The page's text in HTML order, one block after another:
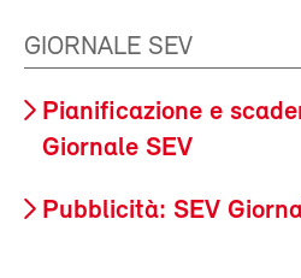
GIORNALE SEV
Pianificazione e
Giornale SEV
Pubblicità: SEV